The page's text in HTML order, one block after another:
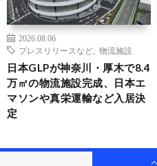
2026.08.06
プレスリリースなど
物流施設
日本GLPが神奈川・厚木で8.4
万㎡の物流施設完成、日本エ
マソンや真栄運輸など入居決
定